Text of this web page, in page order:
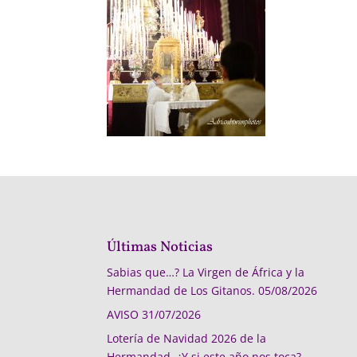
Últimas Noticias
Sabias que…? La Virgen de África y la
Hermandad de Los Gitanos. 05/08/2026
AVISO 31/07/2026
Lotería de Navidad 2026 de la